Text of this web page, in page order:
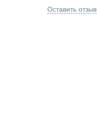
Оставить отзыв